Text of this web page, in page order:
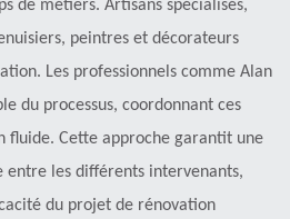
de métiers. Artisans spécialisés,
peintres et décorateurs
Les professionnels comme Alan
du processus, coordonnant ces
fluide. Cette approche garantit une
les différents intervenants,
du projet de rénovation